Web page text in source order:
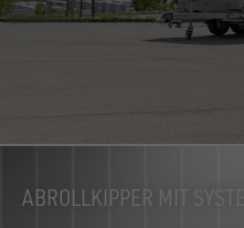
ABROLLKIPPER MIT